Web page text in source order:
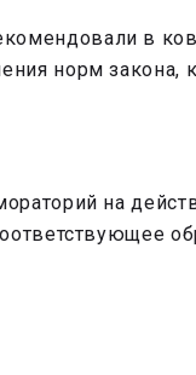
в
норм закона,
на